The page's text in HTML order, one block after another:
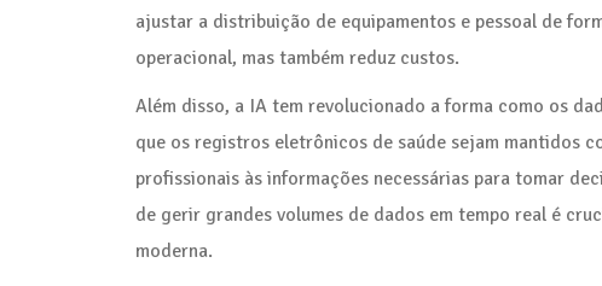
ajustar a distribuição de equipamentos e pessoal de
operacional, mas também reduz custos.
Além disso, a IA tem revolucionado a forma como os
que os registros eletrônicos de saúde sejam mantidos
profissionais às informações necessárias para tomar
de gerir grandes volumes de dados em tempo real é
moderna.